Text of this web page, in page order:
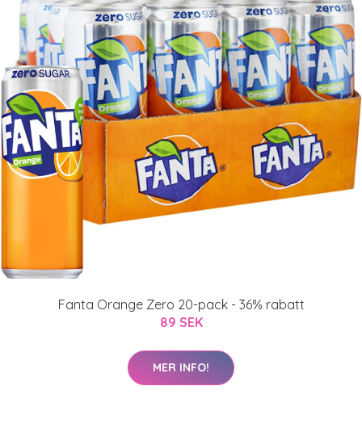
Fanta Orange Zero 20-pack - 36% rabatt
89 SEK
MER INFO!